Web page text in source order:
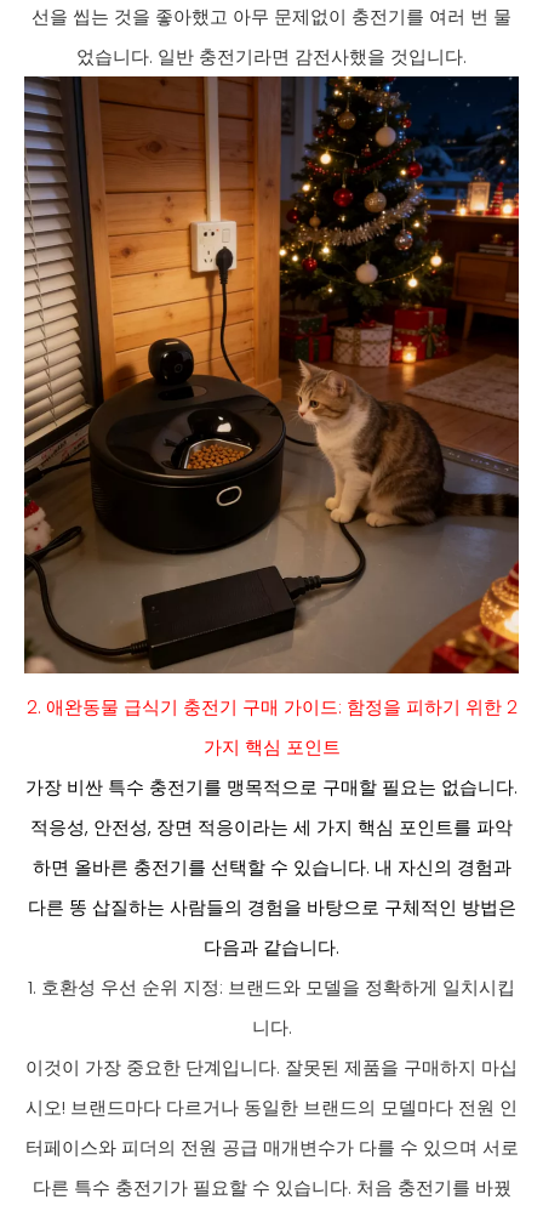
선을 씹는 것을 좋아했고 아무 문제없이 충전기를 여러 번 물
었습니다. 일반 충전기라면 감전사했을 것입니다.
2. 애완동물 급식기 충전기 구매 가이드: 함정을 피하기 위한 2
가지 핵심 포인트
가장 비싼 특수 충전기를 맹목적으로 구매할 필요는 없습니다.
적응성, 안전성, 장면 적응이라는 세 가지 핵심 포인트를 파악
하면 올바른 충전기를 선택할 수 있습니다. 내 자신의 경험과
다른 똥 삽질하는 사람들의 경험을 바탕으로 구체적인 방법은
다음과 같습니다.
1. 호환성 우선 순위 지정: 브랜드와 모델을 정확하게 일치시킵
니다.
이것이 가장 중요한 단계입니다. 잘못된 제품을 구매하지 마십
시오! 브랜드마다 다르거나 동일한 브랜드의 모델마다 전원 인
터페이스와 피더의 전원 공급 매개변수가 다를 수 있으며 서로
다른 특수 충전기가 필요할 수 있습니다. 처음 충전기를 바꿨